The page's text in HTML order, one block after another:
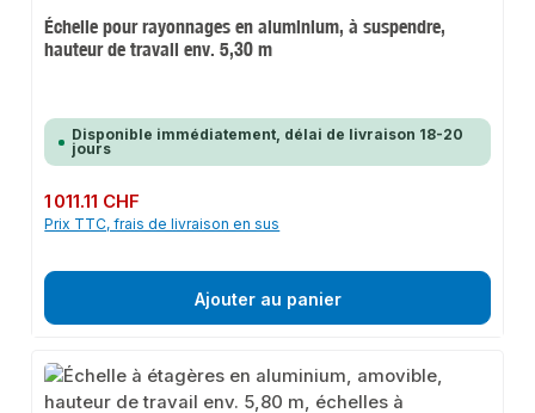
Échelle pour rayonnages en aluminium, à suspendre,
hauteur de travail env. 5,30 m
Disponible immédiatement, délai de livraison 18-20
jours
Prix régulier :
1 011.11 CHF
Prix TTC, frais de livraison en sus
Ajouter au panier